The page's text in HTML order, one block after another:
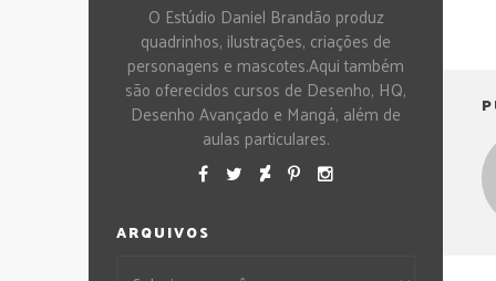
O Estúdio Daniel Brandão produz
quadrinhos, ilustrações, criações de
personagens e mascotes.Aqui também
são oferecidos cursos de Desenho, HQ,
Desenho Avançado e Mangá, além de
aulas particulares.
ARQUIVOS